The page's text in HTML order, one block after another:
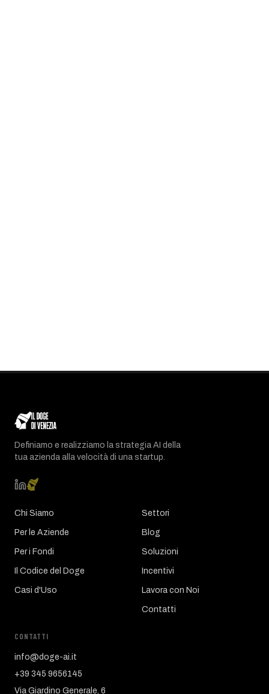
Definiamo e realizziamo la strategia AI della
tua azienda alla velocità di una startup.
Chi Siamo
Per le Aziende
Per i Fondi
Il Codice del Doge
Casi d'Uso
Settori
Blog
Soluzioni
Incentivi
Lavora con Noi
Contatti
CONTATTI
info@doge-ai.it
+39 345 9656145
Via Giardino Generale, 6